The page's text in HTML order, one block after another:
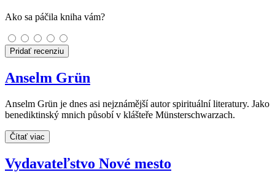
Ako sa páčila kniha vám?
Pridať recenziu
Anselm Grün
Anselm Grün je dnes asi nejznámější autor spirituální literatury. Jako
benediktinský mnich působí v klášteře Münsterschwarzach.
Čítať viac
Vydavateľstvo Nové mesto